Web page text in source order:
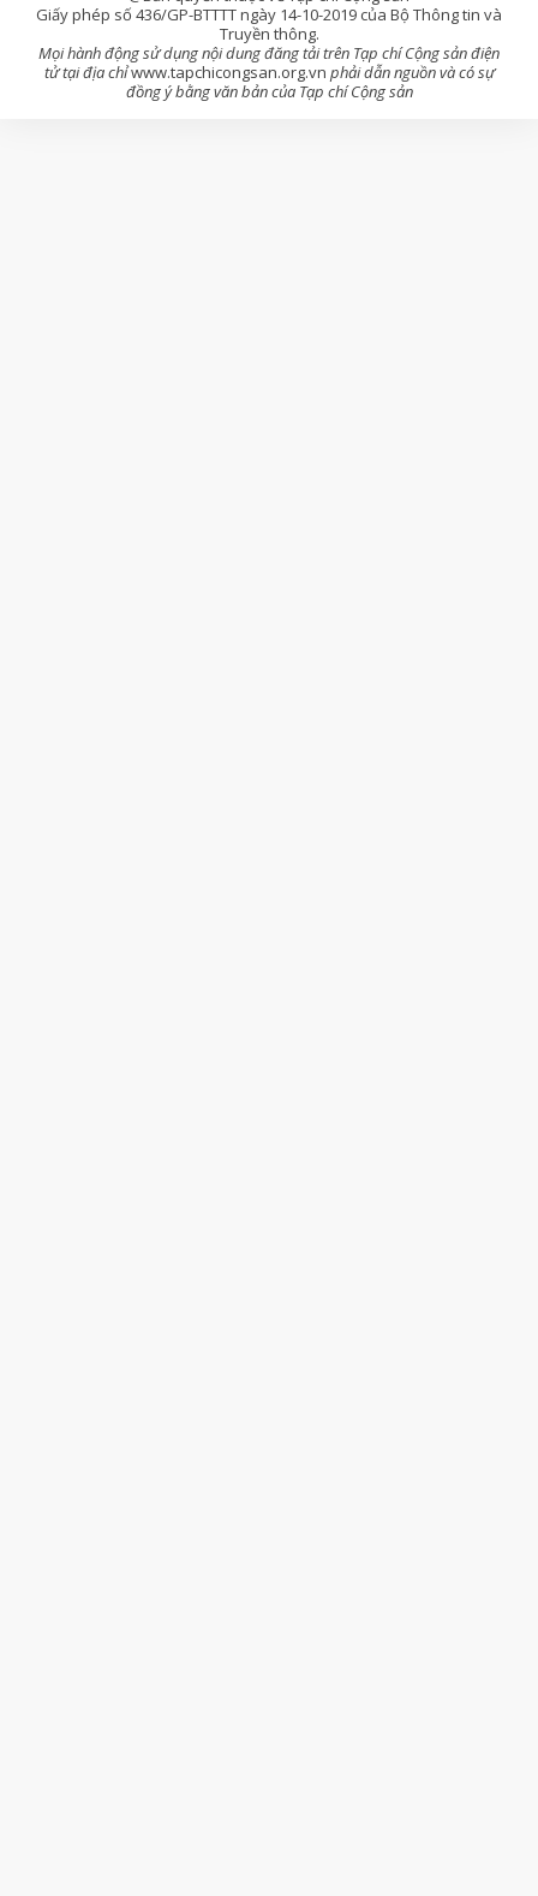
Giấy phép số 436/GP-BTTTT ngày 14-10-2019 của Bộ Thông tin và
Truyền thông.
Mọi hành động sử dụng nội dung đăng tải trên Tạp chí Cộng sản điện
tử tại địa chỉwww.tapchicongsan.org.vn phải dẫn nguồn và có sự
đồng ý bằng văn bản của Tạp chí Cộng sản